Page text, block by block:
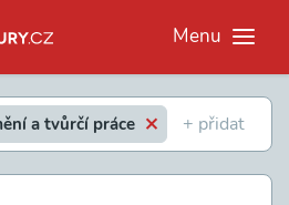
Menu
a tvůrčí práce